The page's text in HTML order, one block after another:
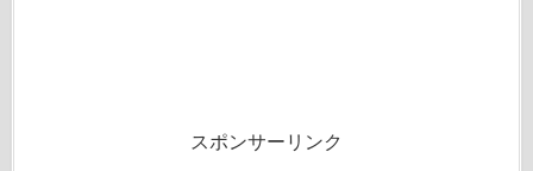
スポンサーリンク